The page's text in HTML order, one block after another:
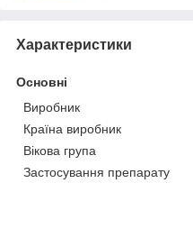
Характеристики
Основні
Виробник
Країна виробник
Вікова група
Застосування препарату